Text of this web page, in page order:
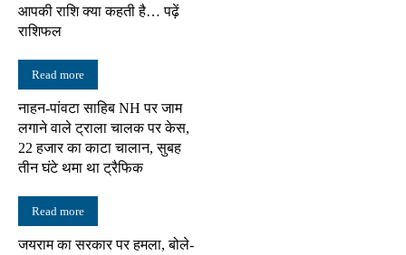
आपकी राशि क्या कहती है… पढ़ें
राशिफल
Read more
नाहन-पांवटा साहिब NH पर जाम
लगाने वाले ट्राला चालक पर केस,
22 हजार का काटा चालान, सुबह
तीन घंटे थमा था ट्रैफिक
Read more
जयराम का सरकार पर हमला, बोले-